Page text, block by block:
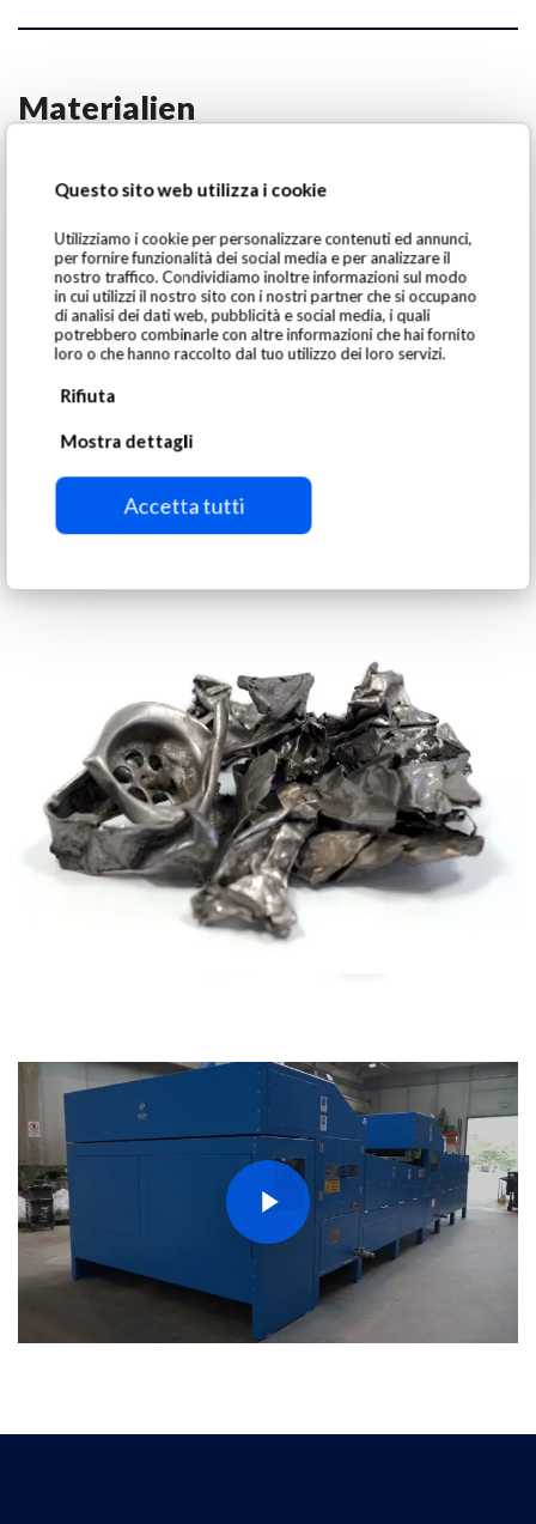
Questo sito web utilizza i cookie
Utilizziamo i cookie per personalizzare contenuti ed annunci,
per fornire funzionalità dei social media e per analizzare il
nostro traffico. Condividiamo inoltre informazioni sul modo
in cui utilizzi il nostro sito con i nostri partner che si occupano
di analisi dei dati web, pubblicità e social media, i quali
potrebbero combinarle con altre informazioni che hai fornito
loro o che hanno raccolto dal tuo utilizzo dei loro servizi.
Rifiuta
Mostra dettagli
Accetta tutti
Materialien
Play Video
Play Video